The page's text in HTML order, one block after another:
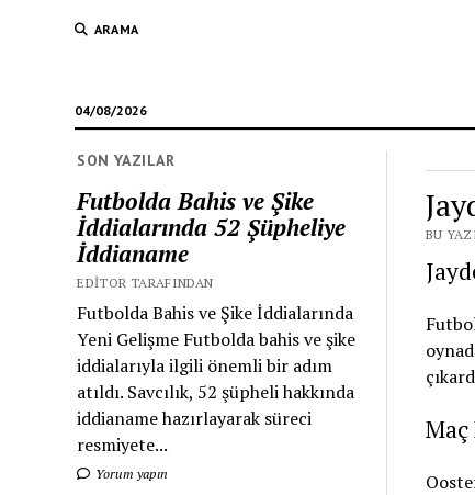
ARAMA
04/08/2026
SON YAZILAR
Futbolda Bahis ve Şike
İddialarında 52 Şüpheliye
İddianame
EDITOR TARAFINDAN
Futbolda Bahis ve Şike İddialarında
Yeni Gelişme Futbolda bahis ve şike
iddialarıyla ilgili önemli bir adım
atıldı. Savcılık, 52 şüpheli hakkında
iddianame hazırlayarak süreci
resmiyete...
Yorum yapın
BU
Maç